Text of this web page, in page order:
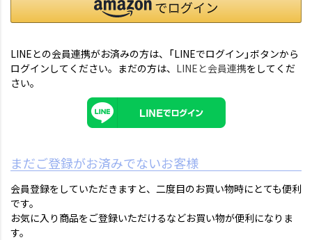
LINEとの会員連携がお済みの方は、「LINEでログイン」ボタンから
ログインしてください。まだの方は、 LINEと会員連携をしてくだ
さい。
まだご登録がお済みでないお客様
会員登録をしていただきますと、二度目のお買い物時にとても便利
です。
お気に入り商品をご登録いただけるなどお買い物が便利になりま
す。